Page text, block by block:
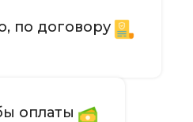
по договору
оплаты